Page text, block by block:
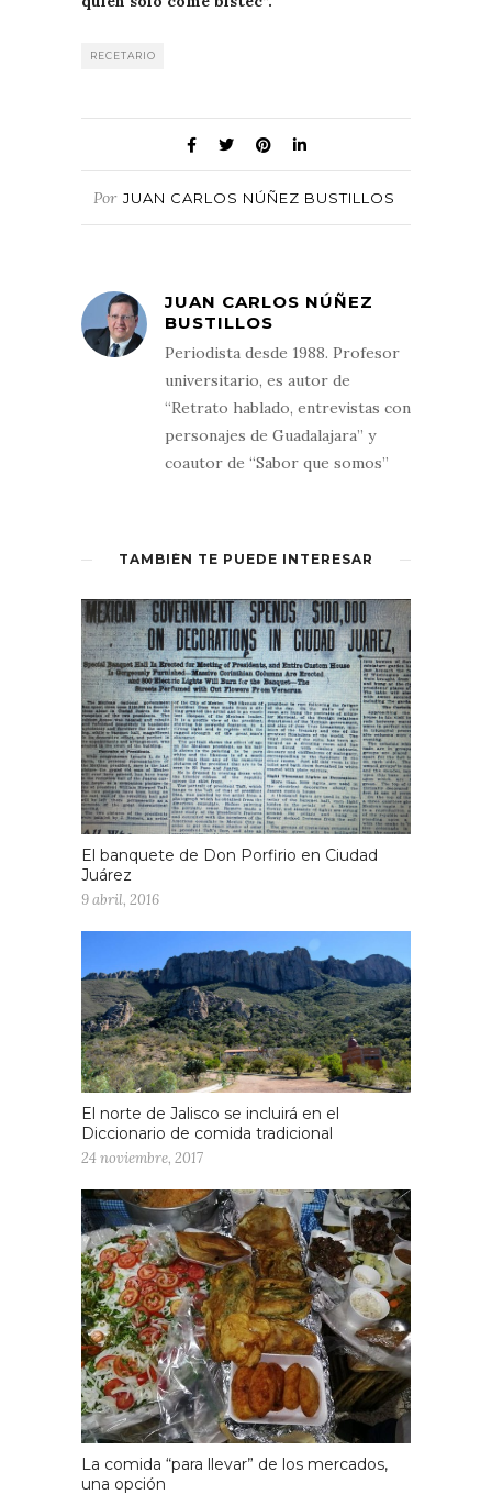
RECETARIO
Por JUAN CARLOS NÚÑEZ BUSTILLOS
JUAN CARLOS NÚÑEZ
BUSTILLOS
Periodista desde 1988. Profesor
universitario, es autor de
“Retrato hablado, entrevistas con
personajes de Guadalajara” y
coautor de “Sabor que somos”
TAMBIÉN TE PUEDE INTERESAR
El banquete de Don Porfirio en Ciudad
Juárez
9 abril, 2016
El norte de Jalisco se incluirá en el
Diccionario de comida tradicional
24 noviembre, 2017
La comida “para llevar” de los mercados,
una opción